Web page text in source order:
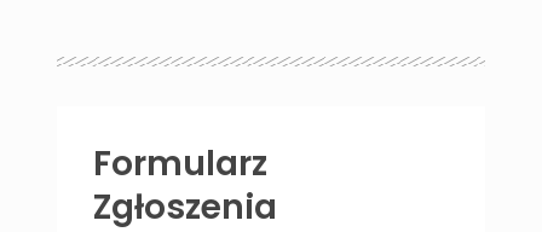
Formularz
Zgłoszenia